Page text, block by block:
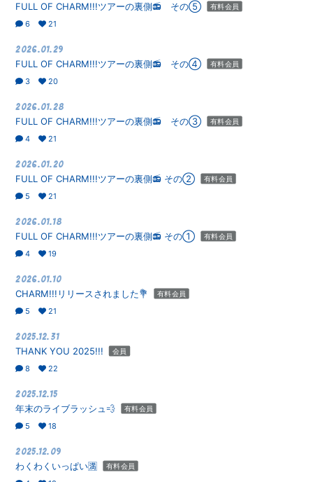
FULL OF CHARM!!!ツアーの裏側📻 その⑤ 有料会員
6 21
2026.01.29
FULL OF CHARM!!!ツアーの裏側📻 その④ 有料会員
3 20
2026.01.28
FULL OF CHARM!!!ツアーの裏側📻 その③ 有料会員
4 21
2026.01.20
FULL OF CHARM!!!ツアーの裏側📻 その② 有料会員
5 21
2026.01.18
FULL OF CHARM!!!ツアーの裏側📻 その① 有料会員
4 19
2026.01.10
CHARM!!!リリースされました💐 有料会員
5 21
2025.12.31
THANK YOU 2025!!! 会員
8 22
2025.12.15
年末のライブラッシュ💨 有料会員
5 18
2025.12.09
わくわくいっぱい🈵 有料会員